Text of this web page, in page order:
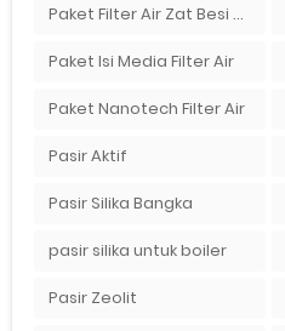
Paket Filter Air Zat Besi Tinggi
Paket Isi Media Filter Air
Paket Nanotech Filter Air
Pasir Aktif
Pasir Silika Bangka
pasir silika untuk boiler
Pasir Zeolit